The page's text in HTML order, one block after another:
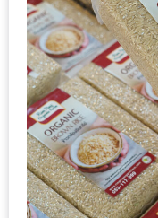
กับ
วงใน
แจก
ฟรี
LINE
GIFTCODE!
ลายแทง
ความ